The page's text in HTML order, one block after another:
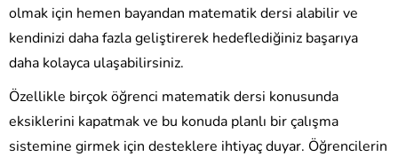
olmak için hemen bayandan matematik dersi alabilir ve
kendinizi daha fazla geliştirerek hedeflediğiniz başarıya
daha kolayca ulaşabilirsiniz.
Özellikle birçok öğrenci matematik dersi konusunda
eksiklerini kapatmak ve bu konuda planlı bir çalışma
sistemine girmek için desteklere ihtiyaç duyar. Öğrencilerin